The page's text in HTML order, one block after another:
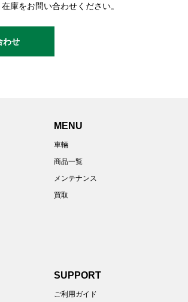
庫をお問い合わせください。
わせ
MENU
車輛
商品一覧
メンテナンス
買取
SUPPORT
ご利用ガイド